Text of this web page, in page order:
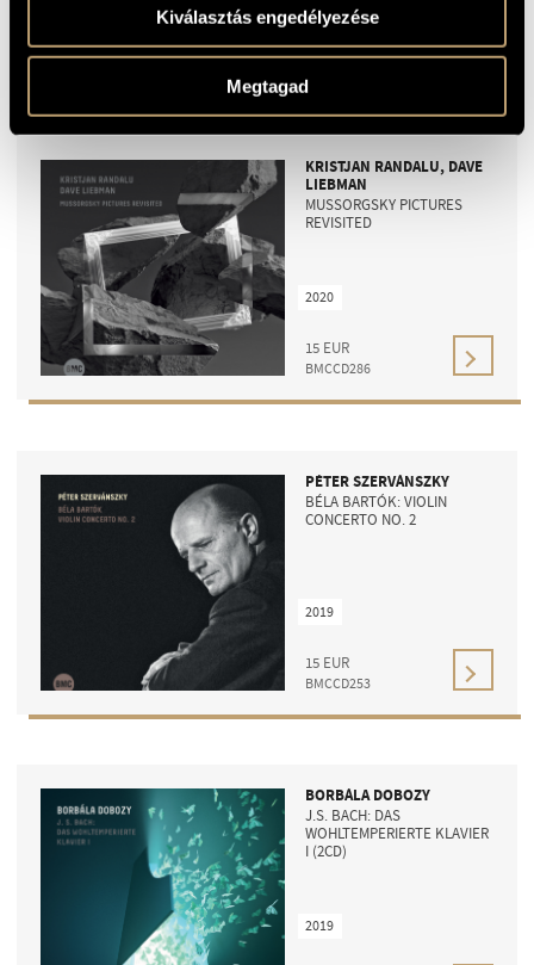
Kiválasztás engedélyezése
Megtagad
18EUR
BMCCD293
KRISTJAN RANDALU, DAVE
LIEBMAN
MUSSORGSKY PICTURES
REVISITED
15 EUR
BMCCD286
2020
PÉTER SZERVÁNSZKY
BÉLA BARTÓK: VIOLIN
CONCERTO NO. 2
15 EUR
BMCCD253
2019
BORBÁLA DOBOZY
J.S. BACH: DAS
WOHLTEMPERIERTE KLAVIER
I (2CD)
2019